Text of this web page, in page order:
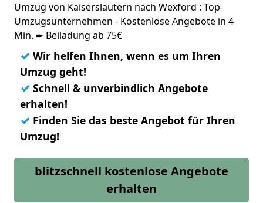
Umzug von Kaiserslautern nach Wexford : Top-
Umzugsunternehmen - Kostenlose Angebote in 4
Min. ➨ Beiladung ab 75€
✓ Wir helfen Ihnen, wenn es um Ihren
Umzug geht!
✓ Schnell & unverbindlich Angebote
erhalten!
✓ Finden Sie das beste Angebot für Ihren
Umzug!
blitzschnell kostenlose Angebote
erhalten